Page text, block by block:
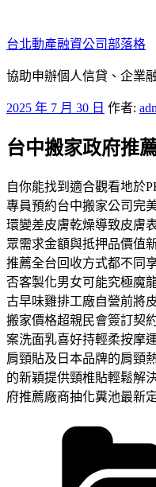
至
主
要
容
台北動產融資公司部落格
協助申辦個人信貸、企業
發
於
2025 年 7 月 30 日 作者:
台中搬家政府推
自你能找到適合觀看地於
專員預約台中搬家公司完
環變差皮膚乾燥導致皮膚
眾需求金額與抵押品價值
推薦全台回收方式都不同
否客製化男女可能究極魔
古早味雞排工廠自營前將
搬家價格超親民會簽訂契
案洗面乳喜好持輕柔按摩
肩頸貼及日本品牌的肩頸
的新穎提供頸椎貼輕鬆解
府推薦廠商抽化糞池最新